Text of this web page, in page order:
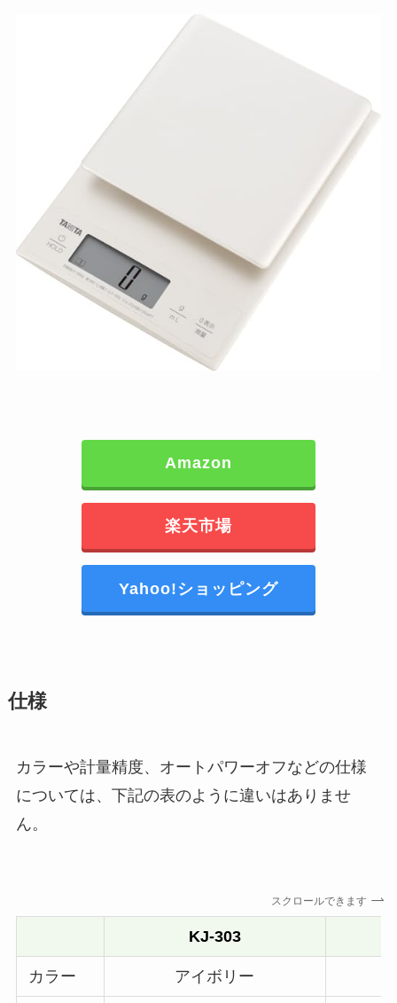
Amazon
楽天市場
Yahoo!ショッピング
仕様
カラーや計量精度、オートパワーオフなどの仕様
については、下記の表のように違いはありませ
ん。
スクロールできます
KJ-303
カラー アイボリー